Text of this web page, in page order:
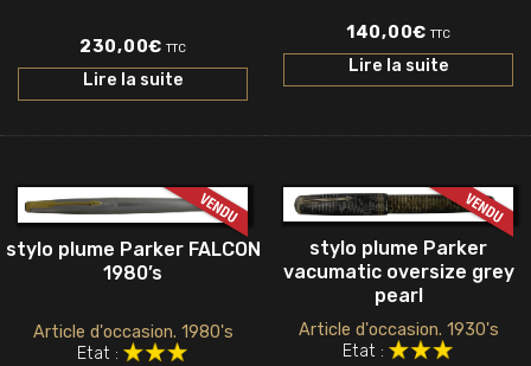
230,00€ TTC
Lire la suite
140,00€ TTC
Lire la suite
stylo plume Parker FALCON
1980’s
Article d'occasion. 1980's
Etat :
stylo plume Parker
vacumatic oversize grey
pearl
Article d'occasion. 1930's
Etat :